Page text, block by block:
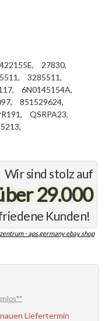
Wir sind stolz auf
29.000
Kunden!
- aps.germany ebay shop
27830,
3285511,
6N0145154A,
851529624,
QSRPA23,
Liefertermin